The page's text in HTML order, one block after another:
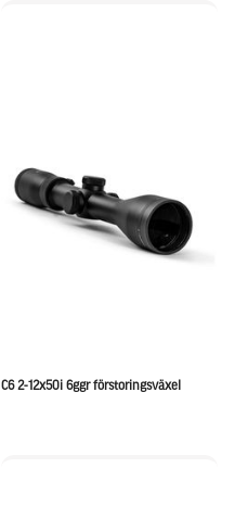
C6 2-12x50i 6ggr förstoringsväxel